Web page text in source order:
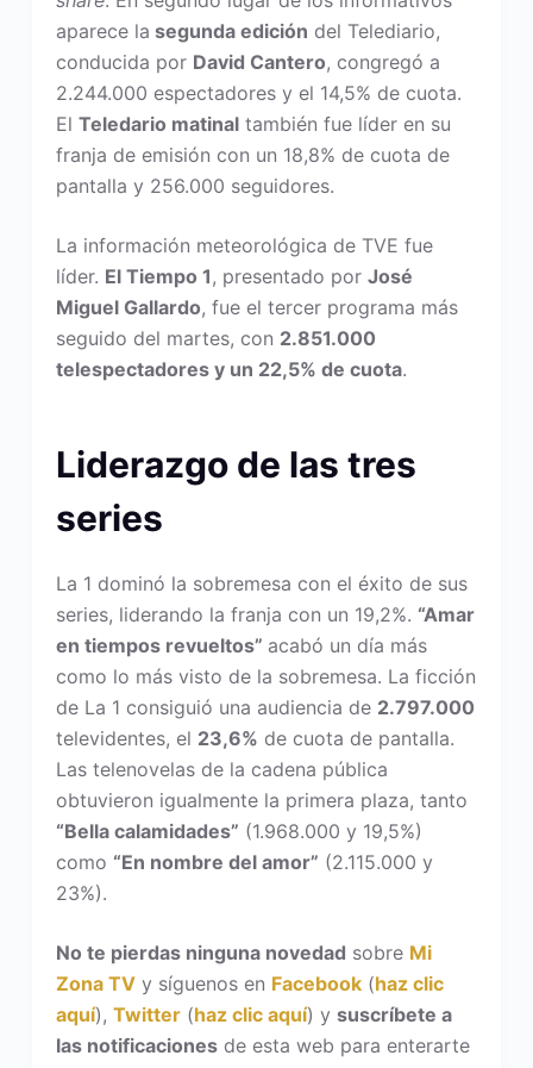
aparece la segunda edición del Telediario,
conducida por David Cantero, congregó a
2.244.000 espectadores y el 14,5% de cuota.
El Teledario matinaltambién fue líder en su
franja de emisión con un 18,8% de cuota de
pantalla y 256.000 seguidores.
La información meteorológica de TVE fue
líder. El Tiempo 1, presentado por José
Miguel Gallardo, fue el tercer programa más
seguido del martes, con 2.851.000
telespectadores y un 22,5% de cuota.
Liderazgo de las tres
series
La 1 dominó la sobremesa con el éxito de sus
series, liderando la franja con un 19,2%. “Amar
en tiempos revueltos” acabó un día más
como lo más visto de la sobremesa. La ficción
de La 1 consiguió una audiencia de 2.797.000
televidentes, el 23,6% de cuota de pantalla.
Las telenovelas de la cadena pública
obtuvieron igualmente la primera plaza, tanto
“Bella calamidades” (1.968.000 y 19,5%)
como “En nombre del amor” (2.115.000 y
23%).
No te pierdas ninguna novedad sobre Mi
Zona TVy síguenos en Facebook(haz clic
aquí), Twitter(haz clic aquí) y suscríbete a
las notificacionesde esta web para enterarte